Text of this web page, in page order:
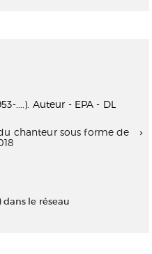
....). Auteur - EPA - DL
chanteur sous forme de
le réseau